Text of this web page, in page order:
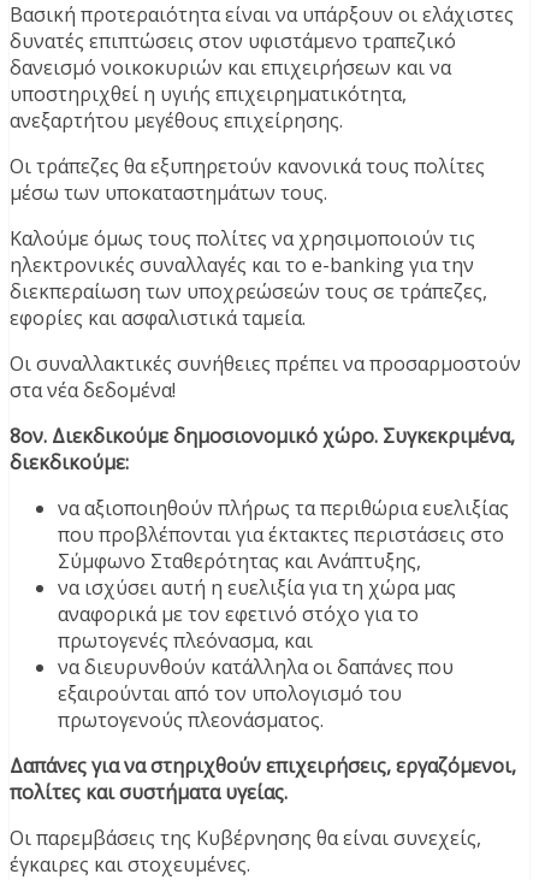
Βασική προτεραιότητα είναι να υπάρξουν οι ελάχιστες
δυνατές επιπτώσεις στον υφιστάμενο τραπεζικό
δανεισμό νοικοκυριών και επιχειρήσεων και να
υποστηριχθεί η υγιής επιχειρηματικότητα,
ανεξαρτήτου μεγέθους επιχείρησης.
Οι τράπεζες θα εξυπηρετούν κανονικά τους πολίτες
μέσω των υποκαταστημάτων τους.
Καλούμε όμως τους πολίτες να χρησιμοποιούν τις
ηλεκτρονικές συναλλαγές και το e-banking για την
διεκπεραίωση των υποχρεώσεών τους σε τράπεζες,
εφορίες και ασφαλιστικά ταμεία.
Οι συναλλακτικές συνήθειες πρέπει να προσαρμοστούν
στα νέα δεδομένα!
8ον. Διεκδικούμε δημοσιονομικό χώρο. Συγκεκριμένα,
διεκδικούμε:
να αξιοποιηθούν πλήρως τα περιθώρια ευελιξίας
που προβλέπονται για έκτακτες περιστάσεις στο
Σύμφωνο Σταθερότητας και Ανάπτυξης,
να ισχύσει αυτή η ευελιξία για τη χώρα μας
αναφορικά με τον εφετινό στόχο για το
πρωτογενές πλεόνασμα, και
να διευρυνθούν κατάλληλα οι δαπάνες που
εξαιρούνται από τον υπολογισμό του
πρωτογενούς πλεονάσματος.
Δαπάνες για να στηριχθούν επιχειρήσεις, εργαζόμενοι,
πολίτες και συστήματα υγείας.
Οι παρεμβάσεις της Κυβέρνησης θα είναι συνεχείς,
έγκαιρες και στοχευμένες.